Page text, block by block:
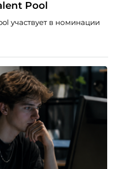
Pool
участвует в номинации